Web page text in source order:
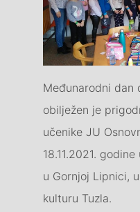
Međunarodni dan
obilježen je
učenike JU
18.11.2021.
u Gornjoj Lipnici,
kulturu Tuzla.